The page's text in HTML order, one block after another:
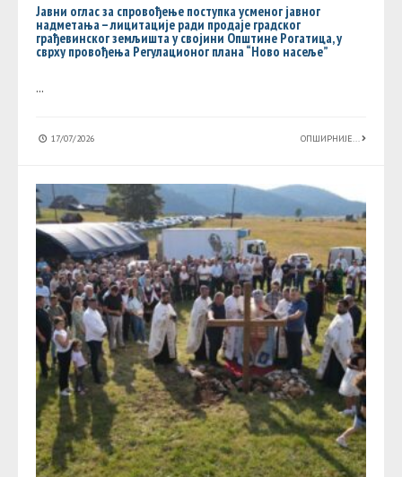
Јавни оглас за спровођење поступка усменог јавног
надметања – лицитације ради продаје градског
грађевинског земљишта у својини Општине Рогатица, у
сврху провођења Регулационог плана “Ново насеље”
...
17/07/2026 ОПШИРНИЈЕ...